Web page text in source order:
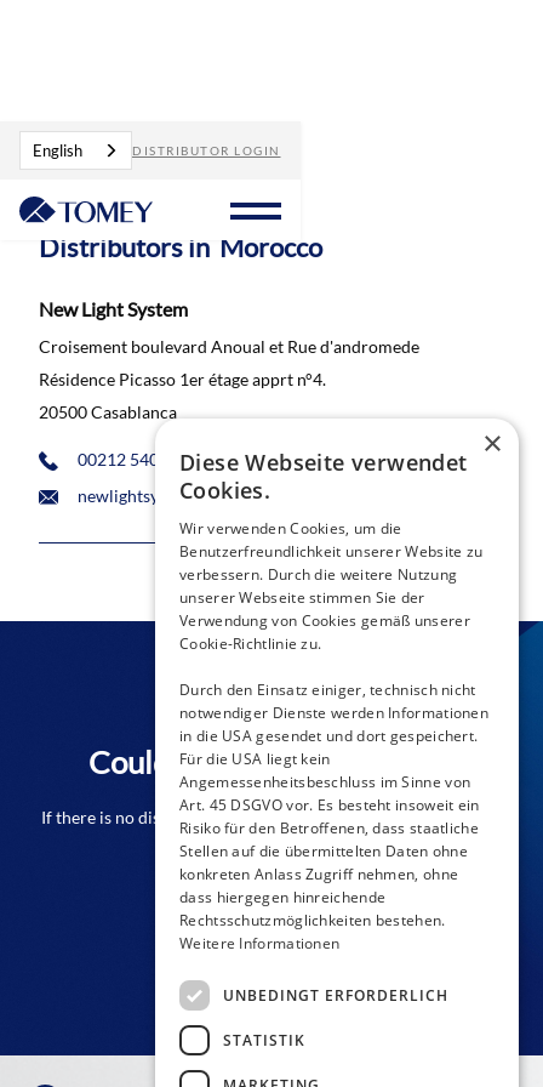
English DISTRIBUTOR LOGIN
Distributors Morocco
Distributors in Morocco
New Light System
Croisement boulevard Anoual et Rue d'andromede
Résidence Picasso 1er étage apprt n°4.
20500 Casablanca
00212 540 120 541
newlightsystem1@gmail.com
Couldn't find a distributor?
If there is no distributor close to you from the list please don't
hesitate to contact us!
CONTACT FORM
×
Diese Webseite verwendet
Cookies.
Wir verwenden Cookies, um die
Benutzerfreundlichkeit unserer Website zu
verbessern. Durch die weitere Nutzung
unserer Webseite stimmen Sie der
Verwendung von Cookies gemäß unserer
Cookie-Richtlinie zu.
Durch den Einsatz einiger, technisch nicht
notwendiger Dienste werden Informationen
in die USA gesendet und dort gespeichert.
Für die USA liegt kein
Angemessenheitsbeschluss im Sinne von
Art. 45 DSGVO vor. Es besteht insoweit ein
Risiko für den Betroffenen, dass staatliche
Stellen auf die übermittelten Daten ohne
konkreten Anlass Zugriff nehmen, ohne
dass hiergegen hinreichende
Rechtsschutzmöglichkeiten bestehen.
Weitere Informationen
UNBEDINGT ERFORDERLICH
STATISTIK